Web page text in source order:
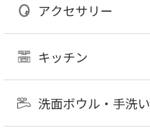
アクセサリー
キッチン
洗面ボウル・手洗い